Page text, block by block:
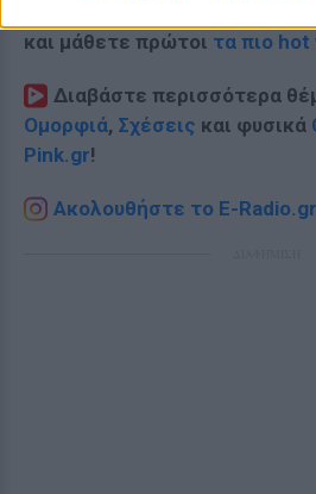
και μάθετε πρώτοι τα πιο hot
Διαβάστε περισσότερα
Ομορφιά, Σχέσεις και φυσικά
Pink.gr!
Ακολουθήστε το E-